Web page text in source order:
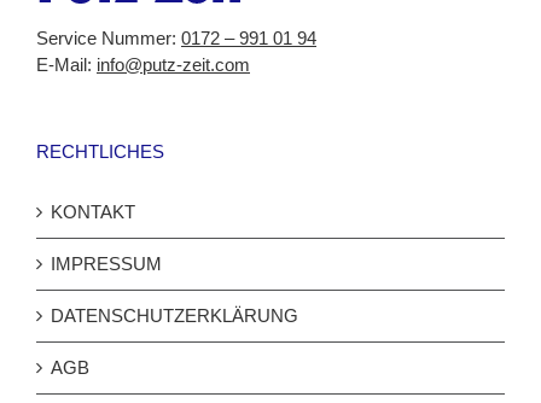
Service Nummer: 0172 – 991 01 94
E-Mail: info@putz-zeit.com
RECHTLICHES
KONTAKT
IMPRESSUM
DATENSCHUTZERKLÄRUNG
AGB